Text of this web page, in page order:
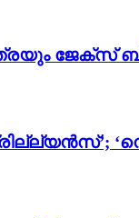
ജേക്സ്